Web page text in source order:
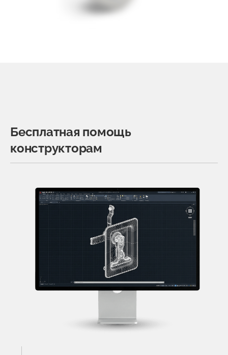
Бесплатная помощь
конструкторам